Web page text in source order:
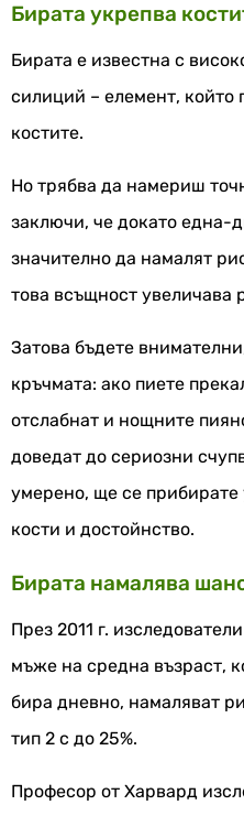
Бирата укрепва
Бирата е известна с
силиций – елемент, който
костите.
Но трябва да намериш
заключи, че докато една-
значително да намалят
това всъщност увеличава
Затова бъдете
кръчмата: ако пиете
отслабнат и нощните
доведат до сериозни
умерено, ще се прибирате
кости и достойнство.
Бирата намалява
През 2011 г.
мъже на средна възраст,
бира дневно, намаляват
тип 2 с до 25%.
Професор от Харвард